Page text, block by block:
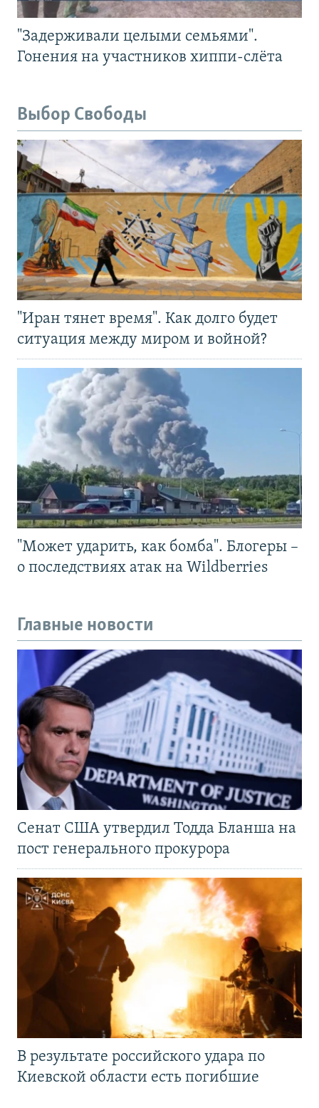
"Задерживали целыми семьями".
Гонения на участников хиппи-слёта
Выбор Свободы
"Иран тянет время". Как долго будет
ситуация между миром и войной?
"Может ударить, как бомба". Блогеры –
о последствиях атак на Wildberries
Главные новости
Сенат США утвердил Тодда Бланша на
пост генерального прокурора
В результате российского удара по
Киевской области есть погибшие